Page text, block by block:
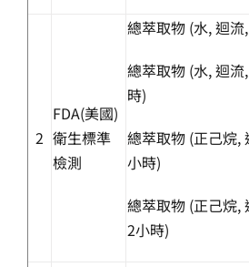
2
FDA(美國)
衛生標準
檢測
總萃取物 (水, 迴流
總萃取物 (水, 迴
時)
總萃取物 (正己烷,
小時)
總萃取物 (正己烷,
2小時)